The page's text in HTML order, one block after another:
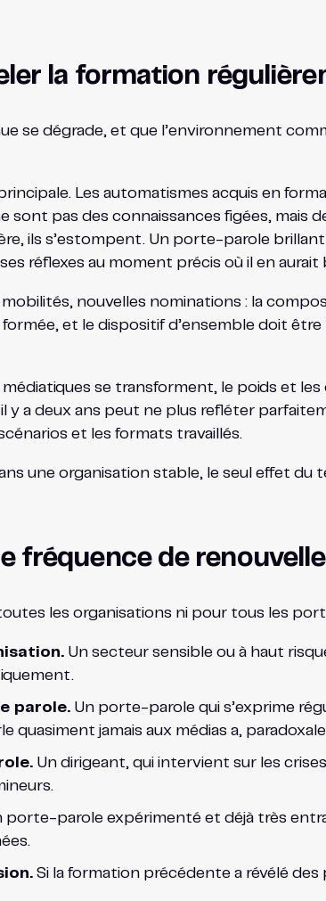
la formation
se dégrade, et que l’environnement
Les automatismes acquis en
pas des connaissances figées, mais
ils s’estompent. Un porte-parole
réflexes au moment précis où il en aurait
nouvelles nominations : la
et le dispositif d’ensemble doit
se transforment, le poids et
y a deux ans peut ne plus refléter
et les formats travaillés.
une organisation stable, le seul effet
fréquence de
les organisations ni pour tous les
Un secteur sensible ou à haut
parole.Un porte-parole qui s’exprime
quasiment jamais aux médias a,
Un dirigeant, qui intervient sur les
porte-parole expérimenté et déjà très
Si la formation précédente a révélé